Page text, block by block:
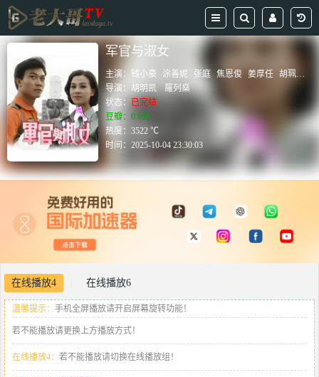
军官与淑女
主演： 钱小豪 涂善妮 张庭 焦恩俊 姜厚任 胡珮璉
导演：胡明凯
羅列燊
状态： 已完结
豆瓣：0.0分
热度：3522 ℃
时间：2025-10-04 23:30:03
在线播放4 在线播放6
温馨提示： 手机全屏播放请开启屏幕旋转功能！
若不能播放请更换上方播放方式！
在线播放4： 若不能播放请切换在线播放组！